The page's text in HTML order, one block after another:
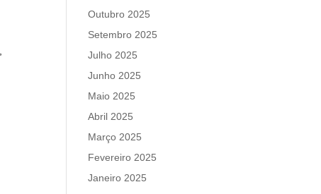
Outubro 2025
Setembro 2025
Julho 2025
Junho 2025
Maio 2025
Abril 2025
Março 2025
Fevereiro 2025
Janeiro 2025